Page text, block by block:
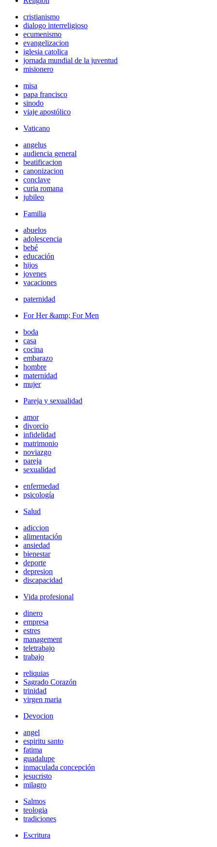
cristianismo
dialogo interreligioso
ecumenismo
evangelizacion
iglesia catolica
jornada mundial de la juventud
misionero
misa
papa francisco
sinodo
viaje apostólico
Vaticano
angelus
audiencia general
beatificacion
canonizacion
conclave
curia romana
jubileo
Familia
abuelos
adolescencia
bebé
educación
hijos
jovenes
vacaciones
paternidad
For Her &amp; For Men
boda
casa
cocina
embarazo
hombre
maternidad
mujer
Pareja y sexualidad
amor
divorcio
infidelidad
matrimonio
noviazgo
pareja
sexualidad
enfermedad
psicología
Salud
adiccion
alimentación
ansiedad
bienestar
deporte
depresion
discapacidad
Vida profesional
dinero
empresa
estres
management
teletrabajo
trabajo
reliquias
Sagrado Corazón
trinidad
virgen maria
Devocion
angel
espiritu santo
fatima
guadalupe
inmaculada concepción
jesucristo
milagro
Salmos
teologia
tradiciones
Escritura